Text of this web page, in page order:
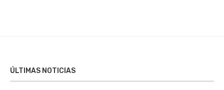
ÚLTIMAS NOTICIAS